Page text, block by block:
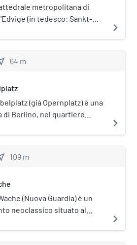
metropolitana di
(in tedesco: Sankt-
di culto cattolico di Berlino,
metropolitana. Si trova
è stata insignita del titolo
minore. È posta sotto
monumentale
navigate_next
64 m
(già Opernplatz) è una
di Berlino, nel quartiere
(Denkmalschutz).
navigate_next
109 m
(Nuova Guardia) è un
neoclassico situato al
navigate_next